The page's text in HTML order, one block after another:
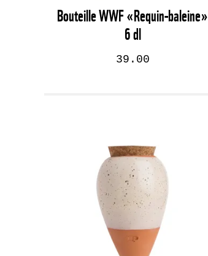
Bouteille WWF «Requin-baleine»
6 dl
39.00